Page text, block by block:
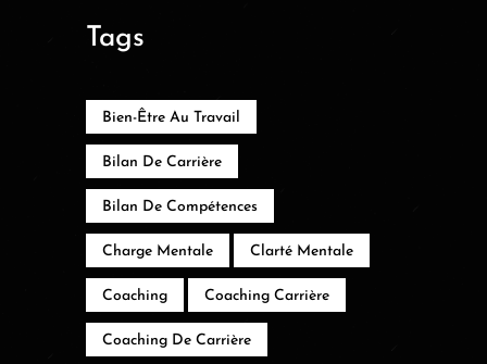
Tags
Bien-Être Au Travail
Bilan De Carrière
Bilan De Compétences
Charge Mentale Clarté Mentale
Coaching Coaching Carrière
Coaching De Carrière